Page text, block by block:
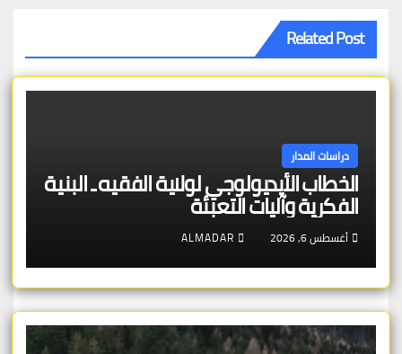
Related Post
دراسات المدار
الخطاب الأيديولوجي لولاية الفقيه ـ البنية
الفكرية وآليات التعبئة
أغسطس 6, 2026 ALMADAR